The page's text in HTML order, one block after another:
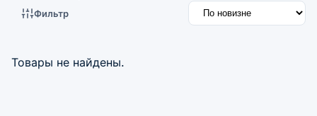
Фильтр
Товары не найдены.